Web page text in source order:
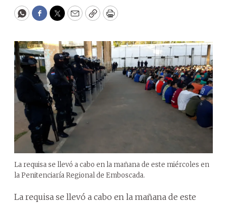
WhatsApp
Facebook
Twitter
EmailCopyPrint
La requisa se llevó a cabo en la mañana de este miércoles en
la Penitenciaría Regional de Emboscada.
La requisa se llevó a cabo en la mañana de este